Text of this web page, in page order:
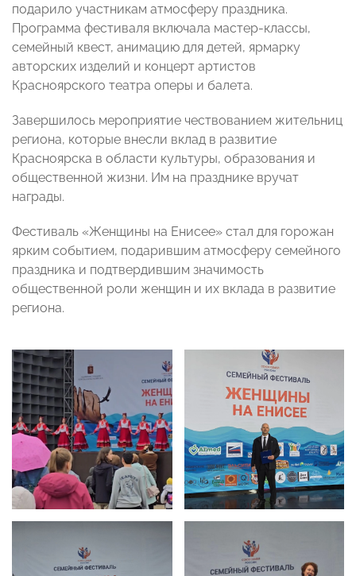
подарило участникам атмосферу праздника.
Программа фестиваля включала мастер-классы,
семейный квест, анимацию для детей, ярмарку
авторских изделий и концерт артистов
Красноярского театра оперы и балета.
Завершилось мероприятие чествованием жительниц
региона, которые внесли вклад в развитие
Красноярска в области культуры, образования и
общественной жизни. Им на празднике вручат
награды.
Фестиваль «Женщины на Енисее» стал для горожан
ярким событием, подарившим атмосферу семейного
праздника и подтвердившим значимость
общественной роли женщин и их вклада в развитие
региона.